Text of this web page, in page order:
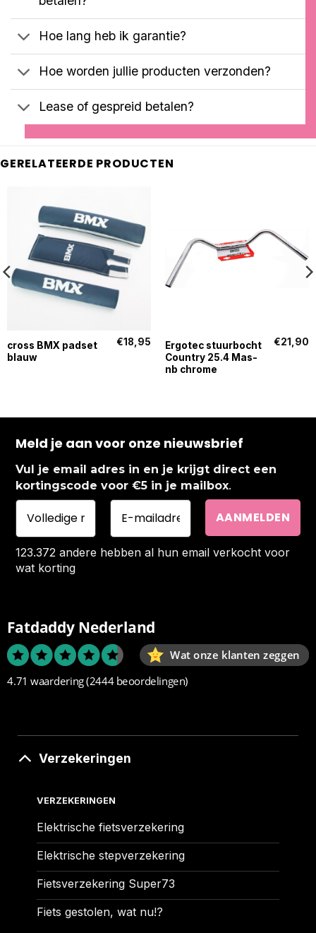
Hoe lang heb ik garantie?
Hoe worden jullie producten verzonden?
Lease of gespreid betalen?
GERELATEERDE PRODUCTEN
cross BMX padset
blauw
€18,95
Ergotec stuurbocht
Country 25.4 Mas-
nb chrome
€21,90
Meld je aan voor onze nieuwsbrief
Vul je email adres in en je krijgt direct een
kortingscode voor €5 in je mailbox.
123.372 andere hebben al hun email verkocht voor
wat korting
Fatdaddy Nederland
Wat onze klanten zeggen
4.71 waardering(2444 beoordelingen)
Verzekeringen
VERZEKERINGEN
Elektrische fietsverzekering
Elektrische stepverzekering
Fietsverzekering Super73
Fiets gestolen, wat nu!?